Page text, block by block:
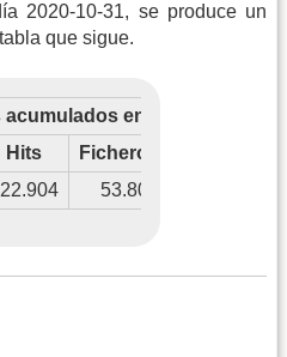
2020-10-31, se produce un
que sigue.
acumulados entre 2015-06 y
Hits
Ficheros
53.805